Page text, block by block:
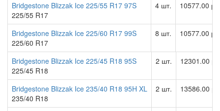
Bridgestone Blizzak Ice 225/55 R17 97S
225/55 R17
4 шт. 10577.00
Bridgestone Blizzak Ice 225/60 R17 99S
225/60 R17
8 шт. 10577.00
Bridgestone Blizzak Ice 225/45 R18 95S
225/45 R18
2 шт. 12301.00
Bridgestone Blizzak Ice 235/40 R18 95H XL
235/40 R18
2 шт. 13586.00